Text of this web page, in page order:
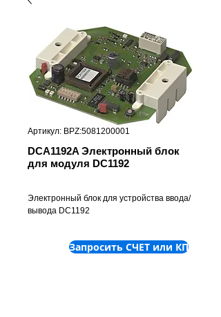
Артикул: BPZ:5081200001
DCA1192A Электронный блок
для модуля DC1192
Электронный блок для устройства ввода/
вывода DC1192
Запросить СЧЕТ или КП